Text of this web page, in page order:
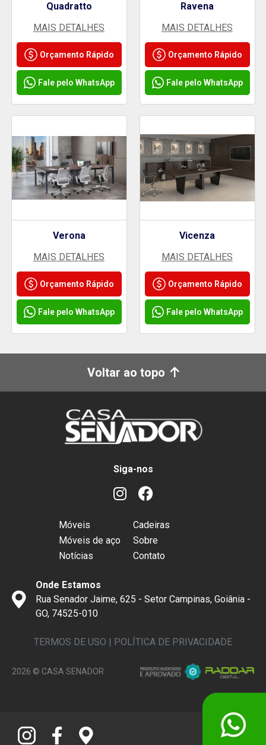
Quadratto
MAIS DETALHES
Orçamento Rápido
Fale pelo WhatsApp
Ravena
MAIS DETALHES
Orçamento Rápido
Fale pelo WhatsApp
Verona
MAIS DETALHES
Orçamento Rápido
Fale pelo WhatsApp
Vicenza
MAIS DETALHES
Orçamento Rápido
Fale pelo WhatsApp
Voltar ao topo
Siga-nos
Móveis
Cadeiras
Móveis de aço
Sobre
Notícias
Contato
Onde Estamos
Rua Senador Jaime, 625 - Setor Campinas, Goiânia -
GO, 74525-010
TERMOS DE USO | POLÍTICA DE PRIVACIDADE
2026 © CASA SENADOR